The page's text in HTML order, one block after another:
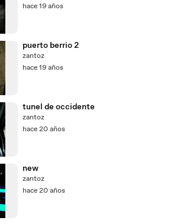
hace 19 años
puerto berrio 2
zantoz
hace 19 años
tunel de occidente
zantoz
hace 20 años
new
zantoz
hace 20 años